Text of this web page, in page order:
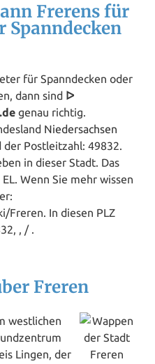
Frerens für
Spanndecken
für Spanndecken oder
dann sind ᐅ
genau richtig.
Niedersachsen
Postleitzahl: 49832.
in dieser Stadt. Das
Wenn Sie mehr wissen
Freren. In diesen PLZ
, / .
Freren
westlichen
Lingen, der